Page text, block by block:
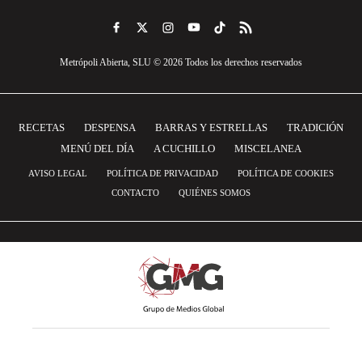
Metrópoli Abierta, SLU © 2026 Todos los derechos reservados
RECETAS DESPENSA BARRAS Y ESTRELLAS
TRADICIÓN
MENÚ DEL DÍA
A CUCHILLO MISCELANEA
AVISO LEGAL POLÍTICA DE PRIVACIDAD
POLÍTICA DE COOKIES
CONTACTO
QUIÉNES SOMOS